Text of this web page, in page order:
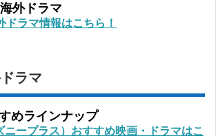
外ドラマ
ドラマ情報はこちら！
ラマ
めラインナップ
ープラス）おすすめ映画・ドラマはこ